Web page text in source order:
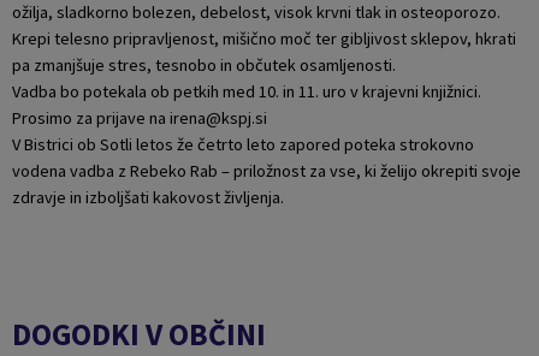
ožilja, sladkorno bolezen, debelost, visok krvni tlak in osteoporozo.
Krepi telesno pripravljenost, mišično moč ter gibljivost sklepov, hkrati
pa zmanjšuje stres, tesnobo in občutek osamljenosti.
Vadba bo potekala ob petkih med 10. in 11. uro v krajevni knjižnici.
Prosimo za prijave na irena@kspj.si
V Bistrici ob Sotli letos že četrto leto zapored poteka strokovno
vodena vadba z Rebeko Rab – priložnost za vse, ki želijo okrepiti svoje
zdravje in izboljšati kakovost življenja.
DOGODKI V OBČINI